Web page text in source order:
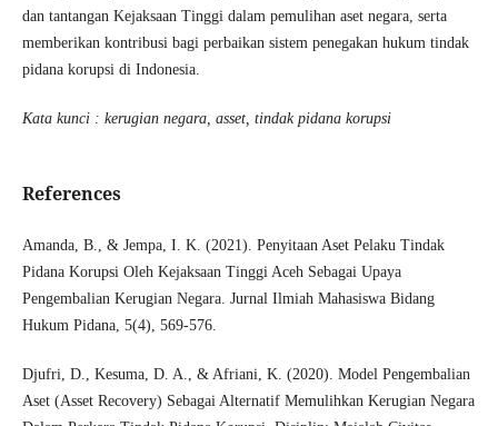
dan tantangan Kejaksaan Tinggi dalam pemulihan aset negara, serta
memberikan kontribusi bagi perbaikan sistem penegakan hukum tindak
pidana korupsi di Indonesia.
Kata kunci : kerugian negara, asset, tindak pidana korupsi
References
Amanda, B., & Jempa, I. K. (2021). Penyitaan Aset Pelaku Tindak
Pidana Korupsi Oleh Kejaksaan Tinggi Aceh Sebagai Upaya
Pengembalian Kerugian Negara. Jurnal Ilmiah Mahasiswa Bidang
Hukum Pidana, 5(4), 569-576.
Djufri, D., Kesuma, D. A., & Afriani, K. (2020). Model Pengembalian
Aset (Asset Recovery) Sebagai Alternatif Memulihkan Kerugian Negara